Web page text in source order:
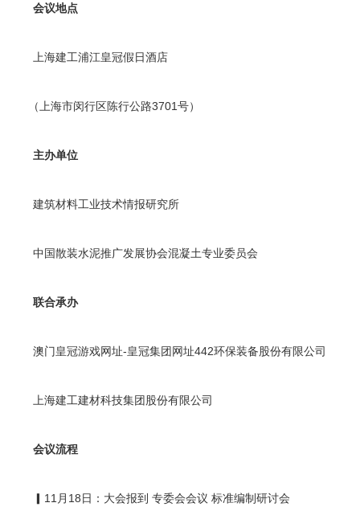
会议地点
上海建工浦江皇冠假日酒店
（上海市闵行区陈行公路3701号）
主办单位
建筑材料工业技术情报研究所
中国散装水泥推广发展协会混凝土专业委员会
联合承办
澳门皇冠游戏网址-皇冠集团网址442环保装备股份有限公司
上海建工建材科技集团股份有限公司
会议流程
▎11月18日：大会报到 专委会会议 标准编制研讨会